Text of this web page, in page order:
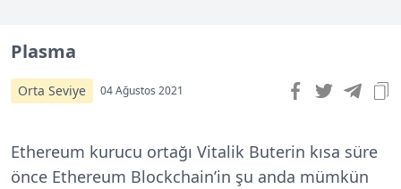
Plasma
Orta Seviye 04 Ağustos 2021
Ethereum kurucu ortağı Vitalik Buterin kısa süre
önce Ethereum Blockchain’in şu anda mümkün